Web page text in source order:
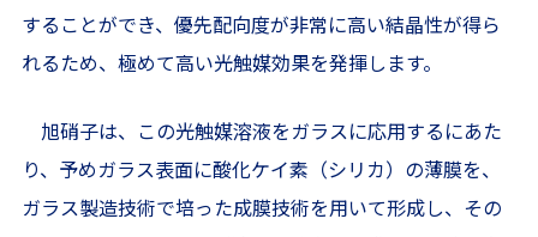
することができ、優先配向度が非常に高い結晶性が得ら
れるため、極めて高い光触媒効果を発揮します。
旭硝子は、この光触媒溶液をガラスに応用するにあた
り、予めガラス表面に酸化ケイ素（シリカ）の薄膜を、
ガラス製造技術で培った成膜技術を用いて形成し、その